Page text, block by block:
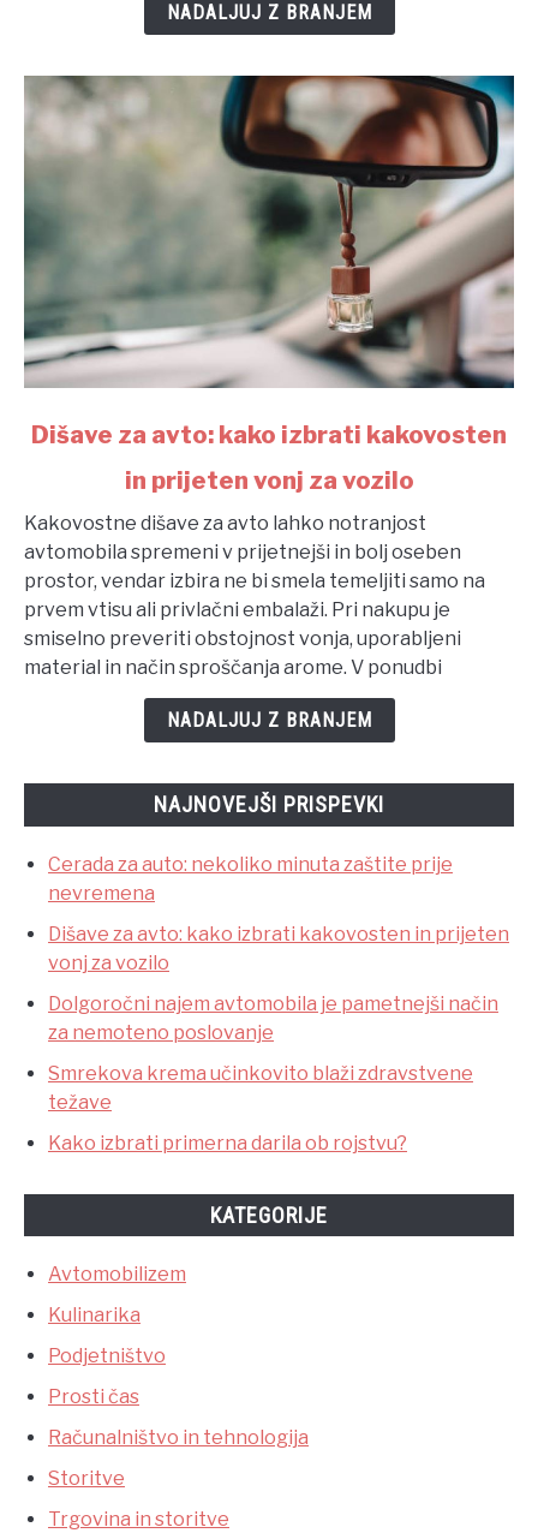
NADALJUJ Z BRANJEM
link
za
avto:
kako
izbrati
kakovosten
Dišave za avto: kako izbrati kakovosten
in prijeten vonj za vozilo
Kakovostne dišave za avto lahko notranjost
avtomobila spremeni v prijetnejši in bolj oseben
prostor, vendar izbira ne bi smela temeljiti samo na
prvem vtisu ali privlačni embalaži. Pri nakupu je
smiselno preveriti obstojnost vonja, uporabljeni
material in način sproščanja arome. V ponudbi
NADALJUJ Z BRANJEM
NAJNOVEJŠI PRISPEVKI
Cerada za auto: nekoliko minuta zaštite prije
nevremena
Dišave za avto: kako izbrati kakovosten in prijeten
vonj za vozilo
Dolgoročni najem avtomobila je pametnejši način
za nemoteno poslovanje
Smrekova krema učinkovito blaži zdravstvene
težave
Kako izbrati primerna darila ob rojstvu?
KATEGORIJE
Avtomobilizem
Kulinarika
Podjetništvo
Prosti čas
Računalništvo in tehnologija
Storitve
Trgovina in storitve